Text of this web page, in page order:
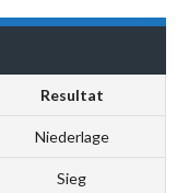
Resultat
Niederlage
Sieg